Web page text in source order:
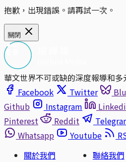
抱歉，出現錯誤。請再試一次。
關閉
華文世界不可或缺的深度報導和多
Facebook
Twitter
Github
Instagram
Pinterest
Reddit
Whatsapp
Youtube
關於我們
聯絡我們